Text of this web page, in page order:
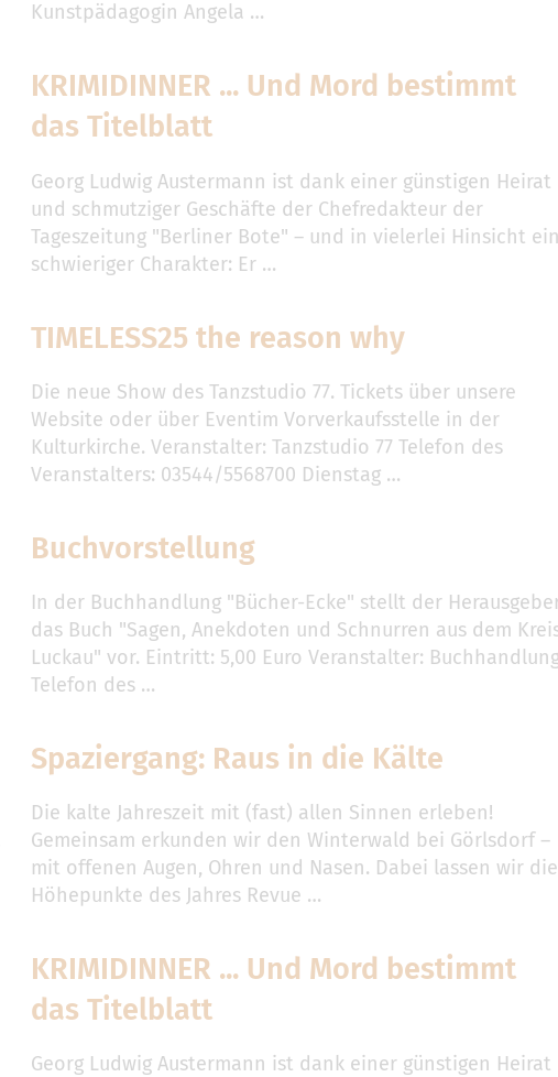
Kunstpädagogin Angela …
KRIMIDINNER ... Und Mord bestimmt
das Titelblatt
Georg Ludwig Austermann ist dank einer günstigen Heirat
und schmutziger Geschäfte der Chefredakteur der
Tageszeitung "Berliner Bote" – und in vielerlei Hinsicht ein
schwieriger Charakter: Er …
TIMELESS25 the reason why
Die neue Show des Tanzstudio 77. Tickets über unsere
Website oder über Eventim Vorverkaufsstelle in der
Kulturkirche. Veranstalter: Tanzstudio 77 Telefon des
Veranstalters: 03544/5568700 Dienstag …
Buchvorstellung
In der Buchhandlung "Bücher-Ecke" stellt der
das Buch "Sagen, Anekdoten und Schnurren aus dem
Luckau" vor. Eintritt: 5,00 Euro Veranstalter:
Telefon des …
Spaziergang: Raus in die Kälte
Die kalte Jahreszeit mit (fast) allen Sinnen erleben!
Gemeinsam erkunden wir den Winterwald bei Görlsdorf –
mit offenen Augen, Ohren und Nasen. Dabei lassen wir die
Höhepunkte des Jahres Revue …
KRIMIDINNER ... Und Mord bestimmt
das Titelblatt
Georg Ludwig Austermann ist dank einer günstigen Heirat